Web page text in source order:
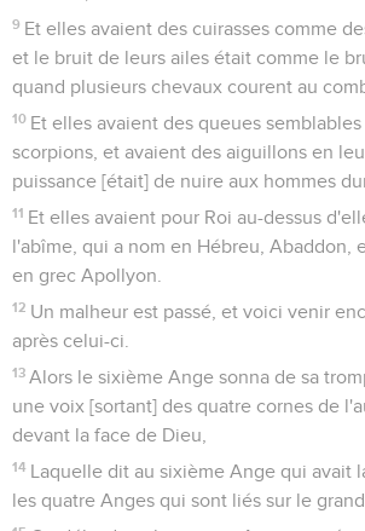
9 Et elles avaient des cuirasses comme
et le bruit de leurs ailes était comme le
quand plusieurs chevaux courent au
10 Et elles avaient des queues
scorpions, et avaient des aiguillons en
puissance [était] de nuire aux hommes
11 Et elles avaient pour Roi au-dessus
l'abîme, qui a nom en Hébreu, Abaddon,
en grec Apollyon.
12 Un malheur est passé, et voici venir
après celui-ci.
13 Alors le sixième Ange sonna de sa
une voix [sortant] des quatre cornes de
devant la face de Dieu,
14 Laquelle dit au sixième Ange qui avait
les quatre Anges qui sont liés sur le